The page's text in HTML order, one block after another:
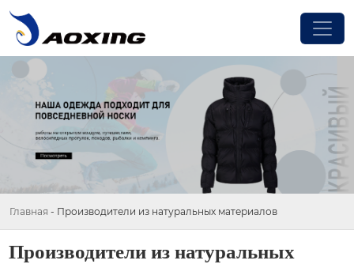
Главная - Производители из натуральных материалов
Производители из натуральных